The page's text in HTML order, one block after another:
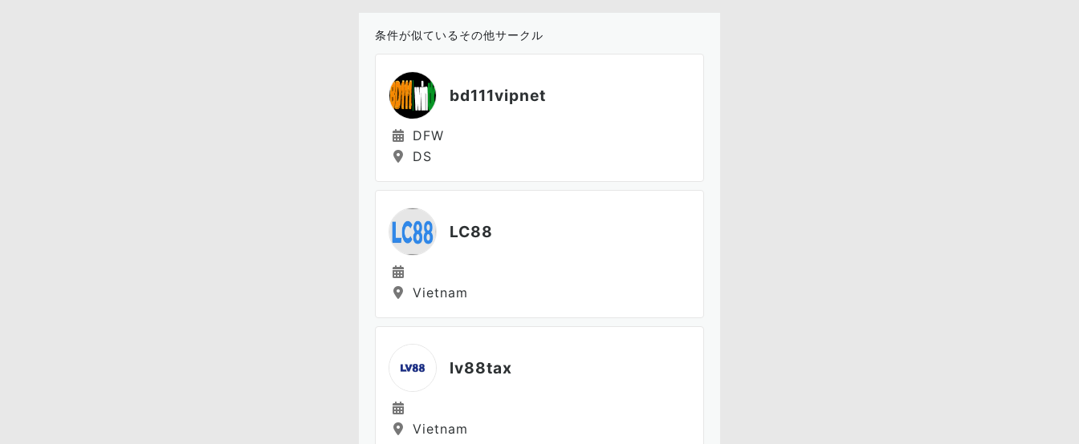
条件が似ているその他サークル
bd111vipnet
DFW
DS
LC88
Vietnam
lv88tax
Vietnam